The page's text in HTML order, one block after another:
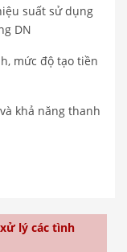
suất sử dụng
DN
mức độ tạo tiền
khả năng thanh
lý các tình